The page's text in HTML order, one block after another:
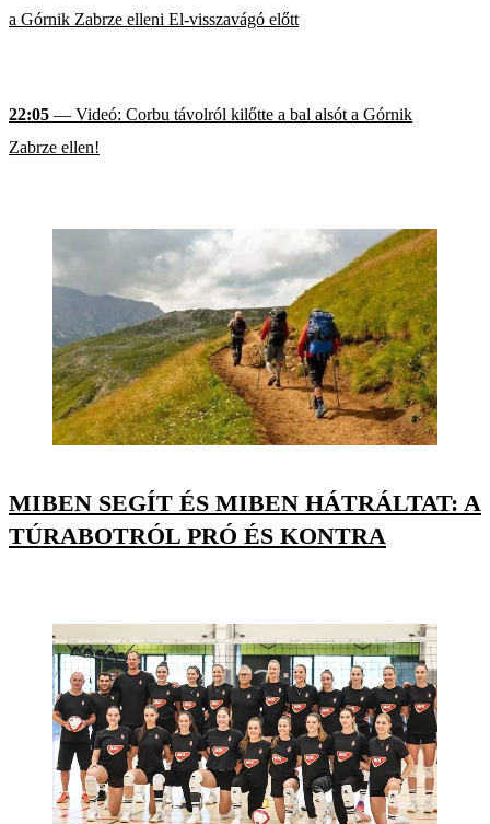
a Górnik Zabrze elleni El-visszavágó előtt
22:05 — Videó: Corbu távolról kilőtte a bal alsót a Górnik
Zabrze ellen!
MIBEN SEGÍT ÉS MIBEN HÁTRÁLTAT: A
TÚRABOTRÓL PRÓ ÉS KONTRA